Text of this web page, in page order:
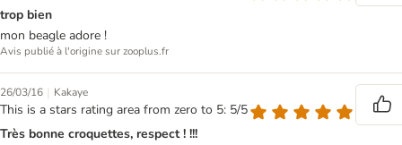
trop bien
mon beagle adore !
Avis publié à l'origine sur zooplus.fr
26/03/16 | Kakaye
This is a stars rating area from zero to 5: 5/5
Très bonne croquettes, respect ! !!!